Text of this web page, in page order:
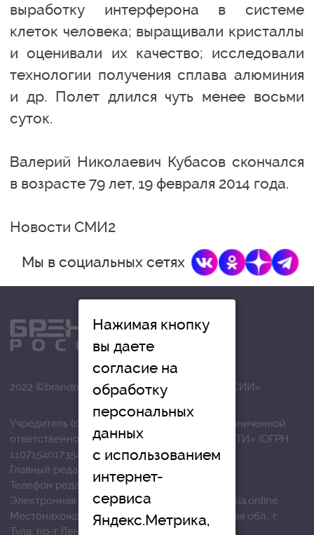
выработку интерферона в системе
клеток человека; выращивали кристаллы
и оценивали их качество; исследовали
технологии получения сплава алюминия
и др. Полет длился чуть менее восьми
суток.
Валерий Николаевич Кубасов скончался
в возрасте 79 лет, 19 февраля 2014 года.
Новости СМИ2
Мы в социальных сетях
2022 ©brandrussia.online | СИ «БРЕНДЫ РОССИИ»
Учредитель (соучредители): Общество с ограниченной
ответственностью «РЕГИОНАЛЬНЫЕ НОВОСТИ» (ОГРН
1107154017354)
Главный редактор: Вострикова О.Г.
Телефон редакции: +7 (4872) 710-803
Электронная почта редакции:
info@brandrussia.online
Местонахождение редакции: 300041, Тульская обл., г.
Тула, пр-т Ленина, д. 57/114 офис 301.
Нажимая кнопку
вы даете
согласие на
обработку
персональных
данных
с использованием
интернет-
сервиса
Яндекс.Метрика,